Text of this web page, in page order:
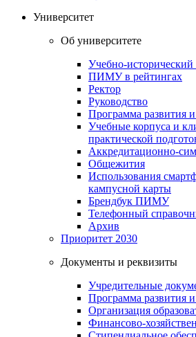
Университет
Об университете
Учебно-
ПИМУ в рейтингах
Ректор
Руководство
Программа развития
Учебные корпуса и
практической
Аккредитационно-
Общежития
Использования
кампусной карты
Брендбук ПИМУ
Телефонный
Архив
Приоритет 2030
Документы и реквизиты
Учредительные
Программа развития
Организация
Финансово-